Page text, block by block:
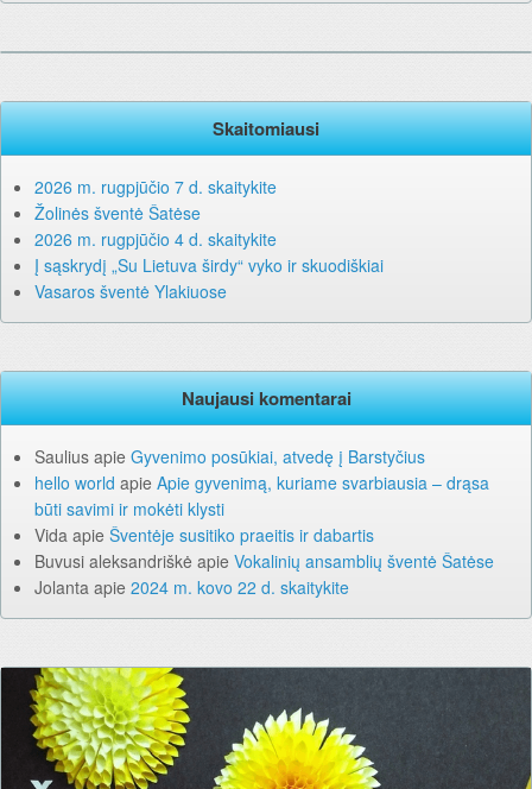
Skaitomiausi
2026 m. rugpjūčio 7 d. skaitykite
Žolinės šventė Šatėse
2026 m. rugpjūčio 4 d. skaitykite
Į sąskrydį „Su Lietuva širdy“ vyko ir skuodiškiai
Vasaros šventė Ylakiuose
Naujausi komentarai
Saulius apie Gyvenimo posūkiai, atvedę į Barstyčius
hello world apie Apie gyvenimą, kuriame svarbiausia – drąsa
būti savimi ir mokėti klysti
Vida apie Šventėje susitiko praeitis ir dabartis
Buvusi aleksandriškė apie Vokalinių ansamblių šventė Šatėse
Jolanta apie 2024 m. kovo 22 d. skaitykite